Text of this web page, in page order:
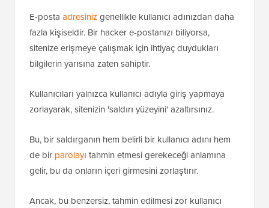
E-posta adresinizgenellikle kullanıcı adınızdan daha
fazla kişiseldir. Bir hacker e-postanızı biliyorsa,
sitenize erişmeye çalışmak için ihtiyaç duydukları
bilgilerin yarısına zaten sahiptir.
Kullanıcıları yalnızca kullanıcı adıyla giriş yapmaya
zorlayarak, sitenizin 'saldırı yüzeyini' azaltırsınız.
Bu, bir saldırganın hem belirli bir kullanıcı adını hem
de bir parolayı tahmin etmesi gerekeceği anlamına
gelir, bu da onların içeri girmesini zorlaştırır.
Ancak, bu benzersiz, tahmin edilmesi zor kullanıcı